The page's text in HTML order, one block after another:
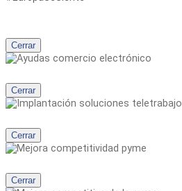
Cerrar
Cerrar
Cerrar
Cerrar